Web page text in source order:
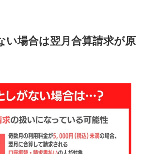
い場合は翌月合算請求が原